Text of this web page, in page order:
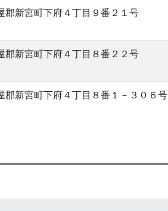
郡新宮町下府４丁目９番２１号
郡新宮町下府４丁目８番２２号
郡新宮町下府４丁目８番１－３０６号